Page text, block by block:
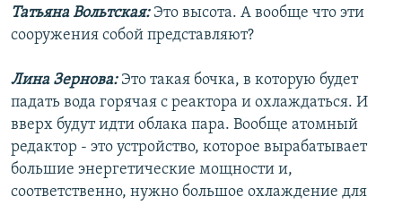
Татьяна Вольтская: Это высота. А вообще что эти
сооружения собой представляют?
Лина Зернова: Это такая бочка, в которую будет
падать вода горячая с реактора и охлаждаться. И
вверх будут идти облака пара. Вообще атомный
редактор - это устройство, которое вырабатывает
большие энергетические мощности и,
соответственно, нужно большое охлаждение для